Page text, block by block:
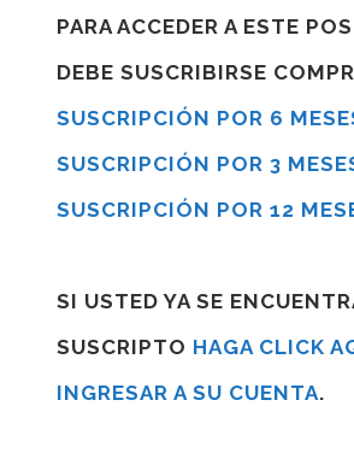
PARA ACCEDER A ESTE
DEBE SUSCRIBIRSE
SUSCRIPCIÓN POR 6
SUSCRIPCIÓN POR 3
SUSCRIPCIÓN POR 12
SI USTED YA SE
SUSCRIPTO HAGA CLICK
INGRESAR A SU CUENTA.